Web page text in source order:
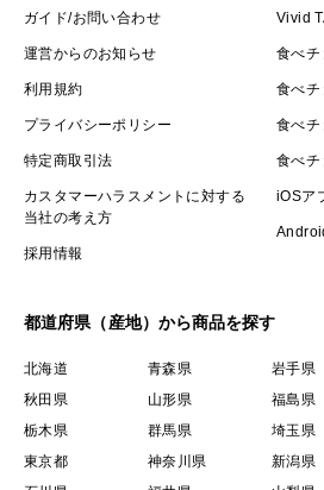
ガイド/お問い合わせ
運営からのお知らせ
利用規約
プライバシーポリシー
特定商取引法
カスタマーハラスメントに対する
当社の考え方
採用情報
Vivid
食べチ
食べチ
食べチ
食べ
iOSア
都道府県（産地）から商品を探す
北海道 青森県 岩手県
秋田県
山形県 福島県
栃木県
群馬県 埼玉県
東京都
神奈川県 新潟県